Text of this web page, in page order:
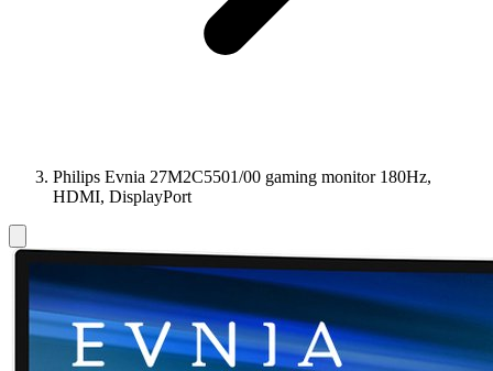
Philips Evnia 27M2C5501/00 gaming monitor 180Hz,
HDMI, DisplayPort